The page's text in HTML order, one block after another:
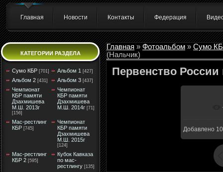
Главная Новости Контакты Федерация
КАТЕГОРИИ РАЗДЕЛА
Сумо КБР [701] Альбом 1 [427]
Альбом 2 [431] Альбом 3 [437]
Чемпионат
КБР памяти
Дзахмишева
М.Ш. 2013г
[156]
Чемпионат
КБР памяти
Дзахмишева
М.Ш. 2014г [71]
Мас-рестлинг
КБР [745]
Чемпионат
КБР памяти
Дзахмишева
М.Ш. 2015г
[124]
Мас-рестлинг
КБР 2 [595]
Кубок Кавказа
по мас-
рестлингу [135]
Главная » Фотоальбом » Сумо
(Нальчик)
Первенство России
В
Добавлено